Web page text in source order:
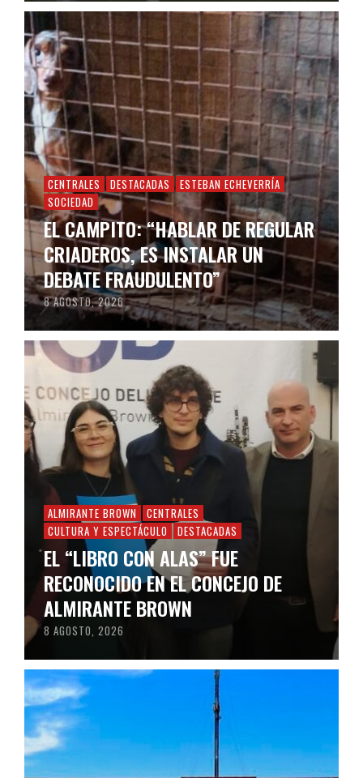
CENTRALES DESTACADAS
ESTEBAN ECHEVERRÍA
SOCIEDAD
EL CAMPITO: “HABLAR DE REGULAR
CRIADEROS, ES INSTALAR UN
DEBATE FRAUDULENTO”
8 AGOSTO, 2026
ALMIRANTE BROWN
CENTRALES
CULTURA Y ESPECTÁCULO
DESTACADAS
EL “LIBRO CON ALAS” FUE
RECONOCIDO EN EL CONCEJO DE
ALMIRANTE BROWN
8 AGOSTO, 2026